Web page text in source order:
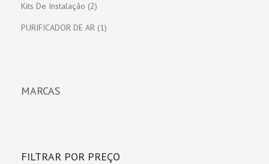
FILTRAR POR PREÇO
Kits De Instalação (2)
PURIFICADOR DE AR (1)
MARCAS